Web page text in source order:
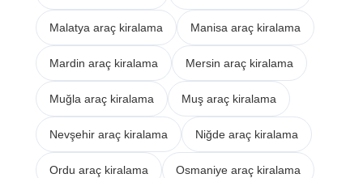
Malatya araç kiralama Manisa araç kiralama
Mardin araç kiralama Mersin araç kiralama
Muğla araç kiralama Muş araç kiralama
Nevşehir araç kiralama Niğde araç kiralama
Ordu araç kiralama Osmaniye araç kiralama